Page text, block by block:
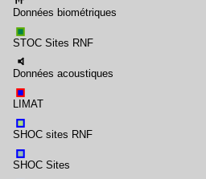
Données biométriques
STOC Sites RNF
Données acoustiques
LIMAT
SHOC sites RNF
SHOC Sites